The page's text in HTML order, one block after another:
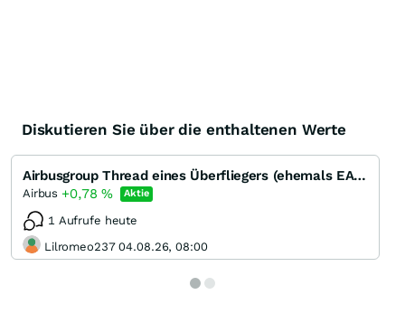
Diskutieren Sie über die enthaltenen Werte
Airbusgroup Thread eines Überfliegers (ehemals EADS)
Airbus +0,78% Aktie
1 Aufrufe heute
Lilromeo237 04.08.26, 08:00